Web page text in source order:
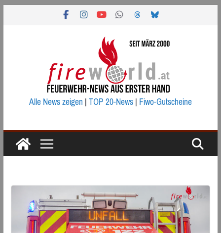
Alle News zeigen|TOP 20-News|Fiwo-Gutscheine